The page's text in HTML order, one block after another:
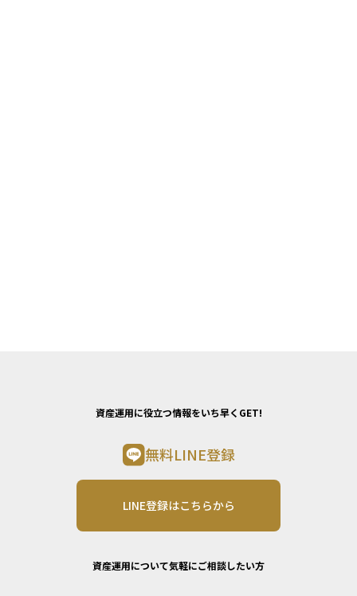
資産運用に役立つ情報をいち早くGET!
無料LINE登録
LINE登録はこちらから
資産運用について気軽にご相談したい方